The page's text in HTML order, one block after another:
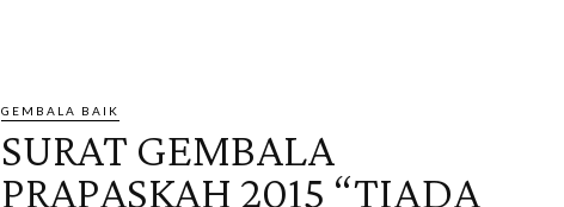
GEMBALA BAIK
SURAT GEMBALA
PRAPASKAH 2015 “TIADA